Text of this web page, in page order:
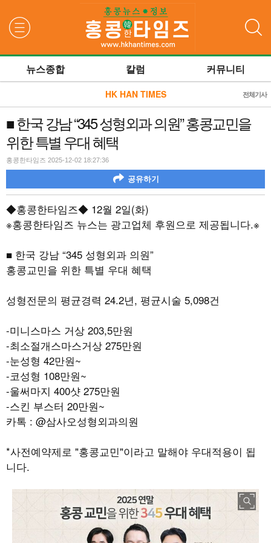
뉴스종합 칼럼 커뮤니티
HK HAN TIMES 전체기사
■ 한국 강남 “345 성형외과 의원” 홍콩교민을
위한 특별 우대 혜택
홍콩한타임즈 2025-12-02 18:27:36
공유하기
◆홍콩한타임즈◆ 12월 2일(화)
※홍콩한타임즈 뉴스는 광고업체 후원으로 제공됩니다.※
■ 한국 강남 “345 성형외과 의원”
홍콩교민을 위한 특별 우대 혜택
성형전문의 평균경력 24.2년, 평균시술 5,098건
-미니스마스 거상 203,5만원
-최소절개스마스거상 275만원
-눈성형 42만원~
-코성형 108만원~
-울써마지 400샷 275만원
-스킨 부스터 20만원~
카톡 : @삼사오성형외과의원
*사전예약제로 "홍콩교민"이라고 말해야 우대적용이 됩
니다.